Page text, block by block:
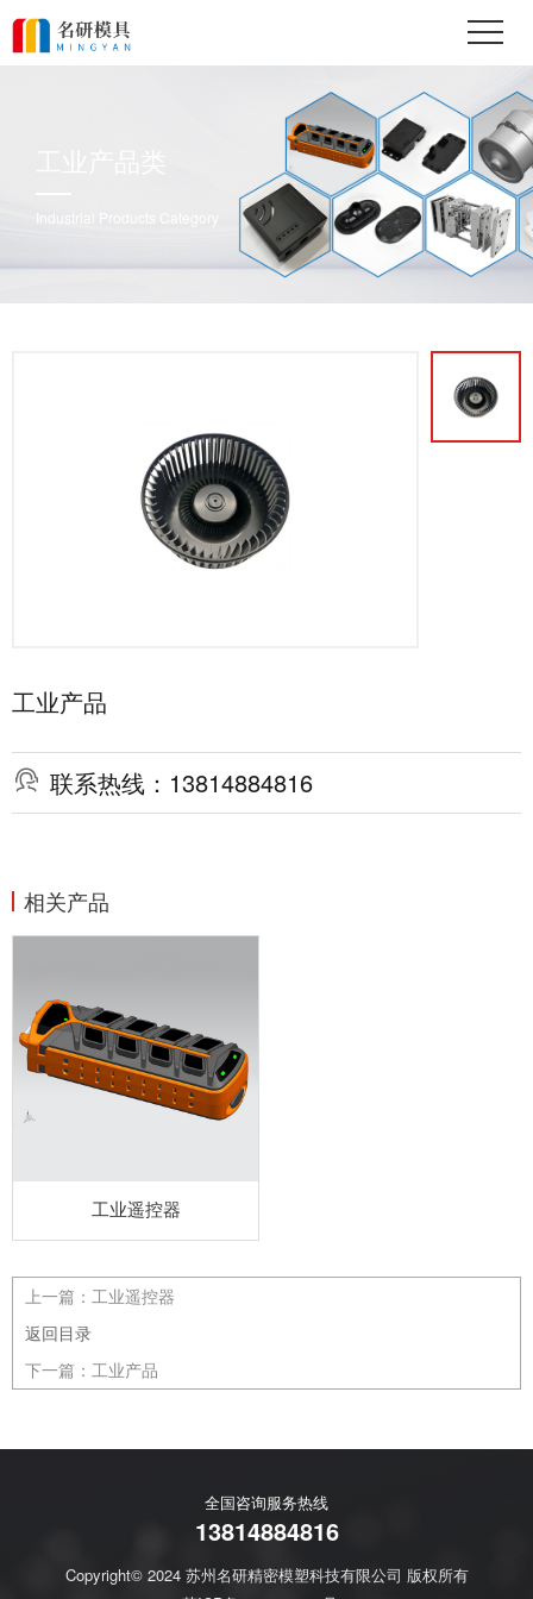
Industrial Products Category
工业产品
 联系热线：13814884816
相关产品
工业遥控器
上一篇： 工业遥控器
返回目录
下一篇： 工业产品
全国咨询服务热线
13814884816
Copyright© 2024 苏州名研精密模塑科技有限公司 版权所有